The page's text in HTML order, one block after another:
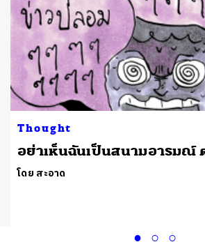
Thought
อย่าเห็นฉันเป็นสนามอารมณ์
โดย สะอาด